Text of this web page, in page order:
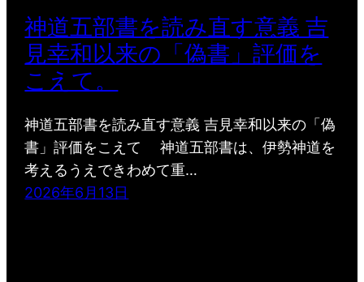
神道五部書を読み直す意義 吉
見幸和以来の「偽書」評価を
こえて。
神道五部書を読み直す意義 吉見幸和以来の「偽
書」評価をこえて 神道五部書は、伊勢神道を
考えるうえできわめて重…
2026年6月13日